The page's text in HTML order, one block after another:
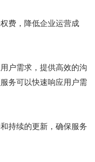
费，降低企业运营成
户需求，提供高效的沟
务可以快速响应用户需
持续的更新，确保服务